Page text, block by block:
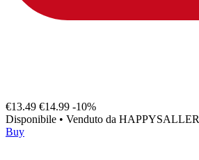
€13.49 €14.99 -10%
Disponibile • Venduto da HAPPYSALLER
Buy